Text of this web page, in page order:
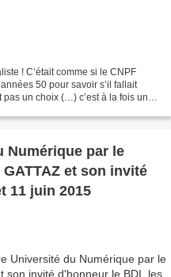
! C’était comme si le CNPF
50 pour savoir s’il fallait
un choix (…) c’est à la fois une
Numérique par le
et son invité
11 juin 2015